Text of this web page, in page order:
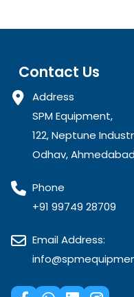
Contact Us
Address
SPM Equipment,
122, Neptune
Odhav,
Phone
+91 99749 28709
Email Address: